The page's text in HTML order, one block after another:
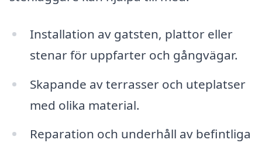
Installation av gatsten, plattor eller
stenar för uppfarter och gångvägar.
Skapande av terrasser och uteplatser
med olika material.
Reparation och underhåll av befintliga